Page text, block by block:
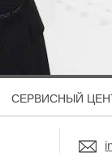
СЕРВИСНЫЙ